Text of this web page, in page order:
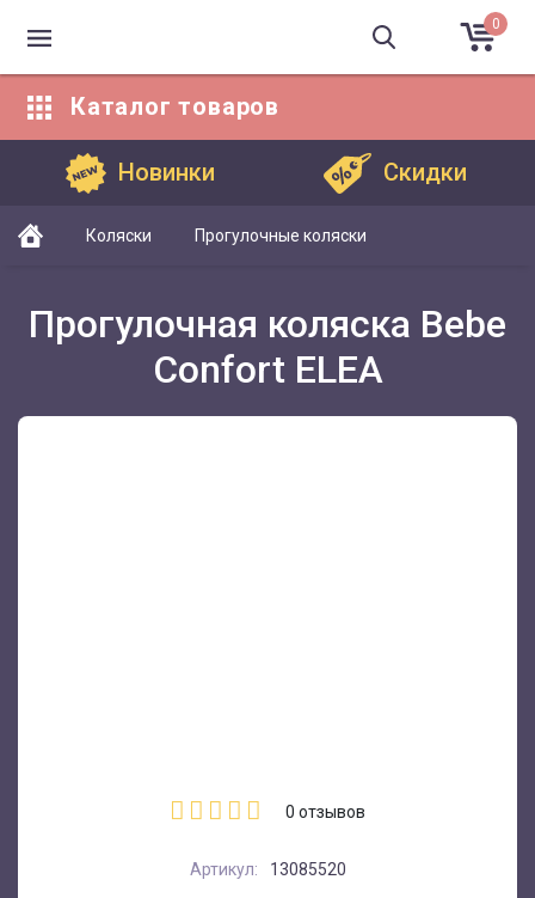
0
Каталог товаров
Новинки Скидки
Коляски Прогулочные коляски
Прогулочная коляска Bebe
Confort ELEA
0 отзывов
Артикул: 13085520